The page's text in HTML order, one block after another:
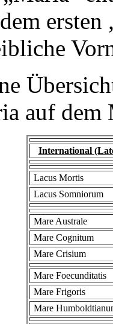
auf dem
International
Lacus Mortis
Lacus Somniorum
Mare Australe
Mare Cognitum
Mare Crisium
Mare Foecunditatis
Mare Frigoris
Mare